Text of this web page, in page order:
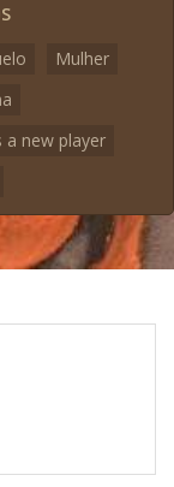
Mulher
new player